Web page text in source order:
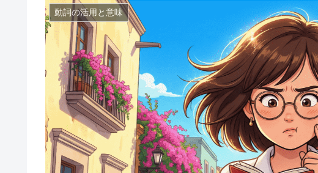
動詞の活用と意味